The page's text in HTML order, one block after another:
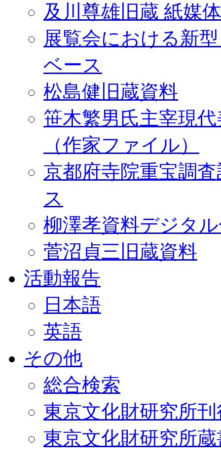
及川尊雄旧蔵 紙媒
展覧会における新
ベース
松島健旧蔵資料
笹木繁男氏主宰現
（作家ファイル）
京都府寺院重宝調
ス
柳澤孝資料デジタ
菅沼貞三旧蔵資料
活動報告
日本語
英語
その他
総合検索
東京文化財研究所
東京文化財研究所